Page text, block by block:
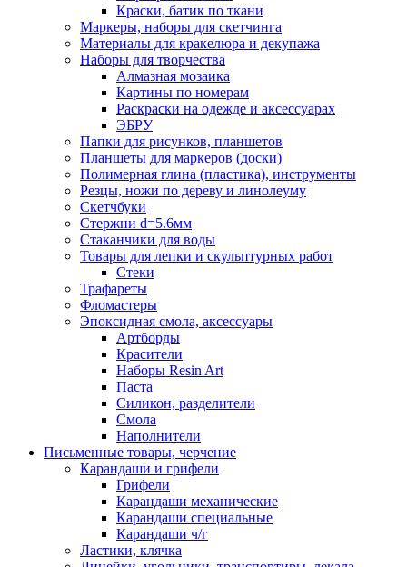
Краски, батик по ткани
Маркеры, наборы для скетчинга
Материалы для кракелюра и декупажа
Наборы для творчества
Алмазная мозаика
Картины по номерам
Раскраски на одежде и аксессуарах
ЭБРУ
Папки для рисунков, планшетов
Планшеты для маркеров (доски)
Полимерная глина (пластика), инструменты
Резцы, ножи по дереву и линолеуму
Скетчбуки
Стержни d=5.6мм
Стаканчики для воды
Товары для лепки и скульптурных работ
Стеки
Трафареты
Фломастеры
Эпоксидная смола, аксессуары
Артборды
Красители
Наборы Resin Art
Паста
Силикон, разделители
Смола
Наполнители
Письменные товары, черчение
Карандаши и грифели
Грифели
Карандаши механические
Карандаши специальные
Карандаши ч/г
Ластики, клячка